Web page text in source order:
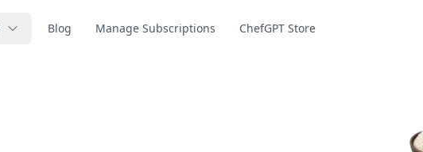
Blog Manage Subscriptions ChefGPT Store